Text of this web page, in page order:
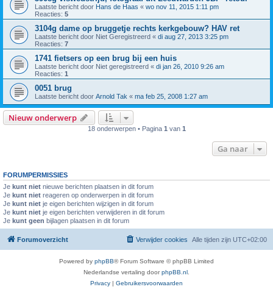
Laatste bericht door Hans de Haas « wo nov 11, 2015 1:11 pm
Reacties: 5
3104g dame op bruggetje rechts kerkgebouw? HAV ret
Laatste bericht door Niet Geregistreerd « di aug 27, 2013 3:25 pm
Reacties: 7
1741 fietsers op een brug bij een huis
Laatste bericht door Niet geregistreerd « di jan 26, 2010 9:26 am
Reacties: 1
0051 brug
Laatste bericht door Arnold Tak « ma feb 25, 2008 1:27 am
Nieuw onderwerp
18 onderwerpen • Pagina 1 van 1
Ga naar
FORUMPERMISSIES
Je kunt niet nieuwe berichten plaatsen in dit forum
Je kunt niet reageren op onderwerpen in dit forum
Je kunt niet je eigen berichten wijzigen in dit forum
Je kunt niet je eigen berichten verwijderen in dit forum
Je kunt geen bijlagen plaatsen in dit forum
Forumoverzicht Alle tijden zijn UTC+02:00
Verwijder cookies
Powered by phpBB® Forum Software © phpBB Limited
Nederlandse vertaling doorphpBB.nl
Privacy | Gebruikersvoorwaarden